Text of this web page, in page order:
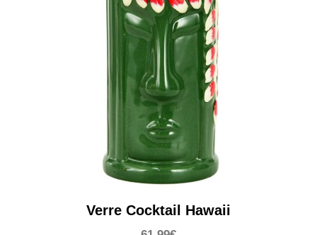
Verre Cocktail Hawaii